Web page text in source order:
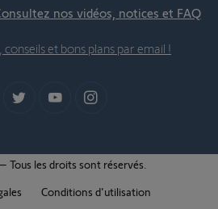
nos vidéos, notices et FAQ
et bons plans par email !
Tous les droits sont réservés.
Conditions d'utilisation